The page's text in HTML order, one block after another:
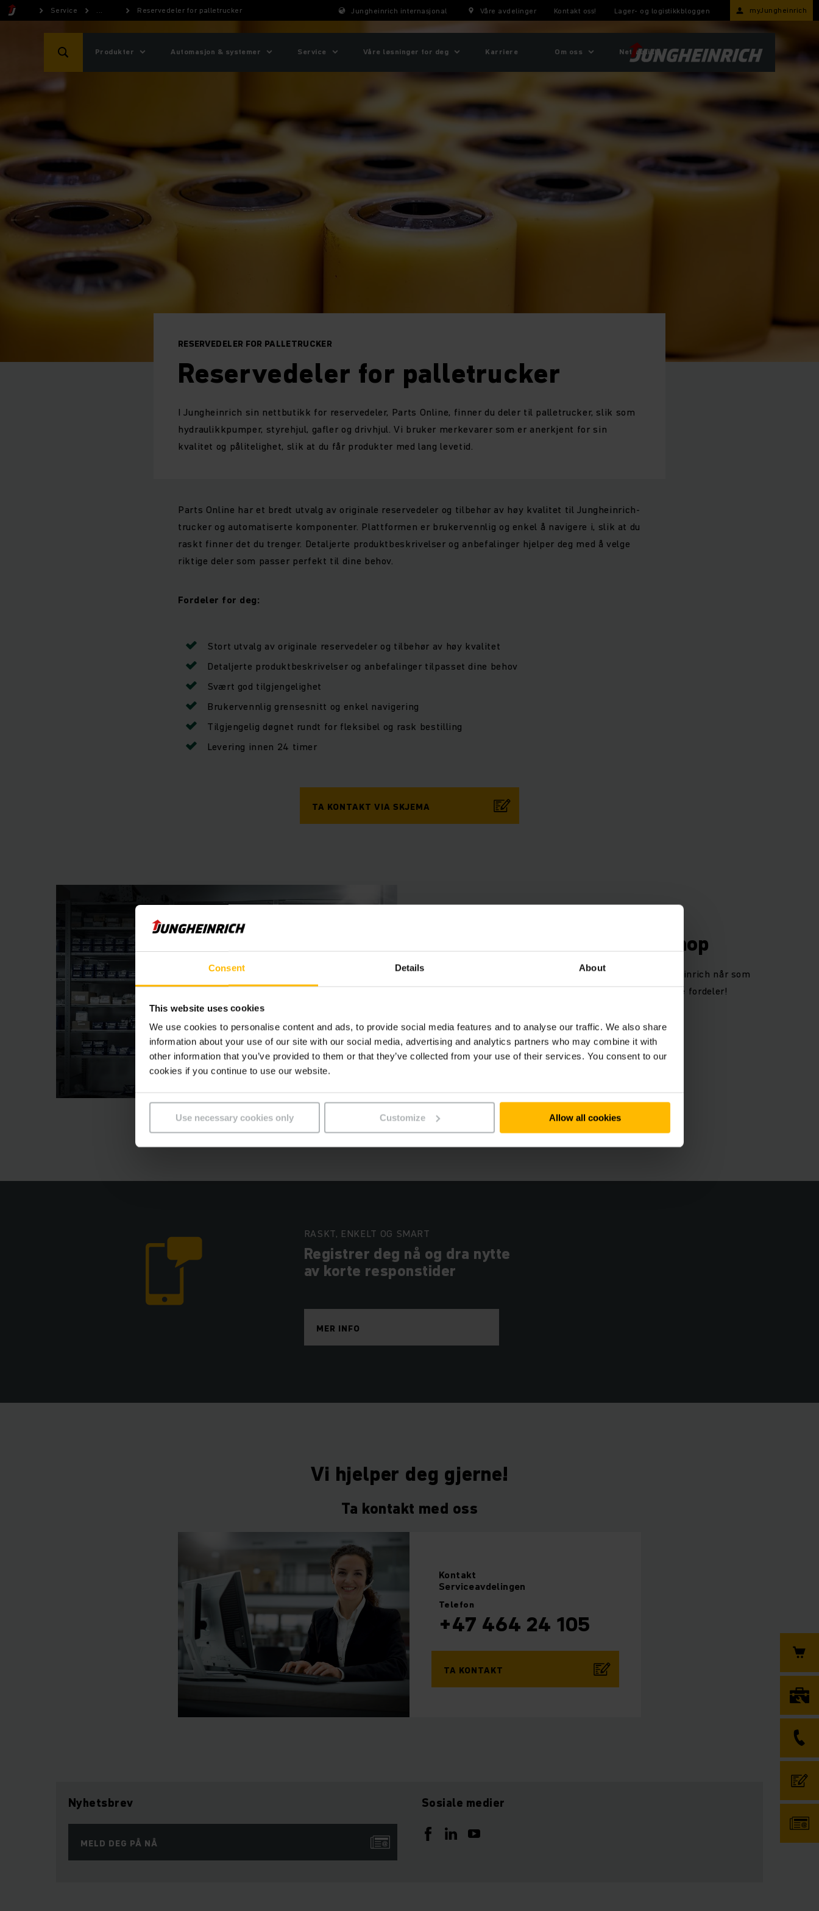
Consent Details About
This website uses cookies
We use cookies to personalise content and ads, to provide social media features and to analyse our traffic. We also share
information about your use of our site with our social media, advertising and analytics partners who may combine it with
other information that you’ve provided to them or that they’ve collected from your use of their services. You consent to our
cookies if you continue to use our website.
Use necessary cookies only Customize Allow all cookies
Service ... Reservedeler for palletrucker Jungheinrich internasjonal Våre avdelinger Kontakt oss! Lager- og logistikkbloggen myJungheinrich
Produkter Automasjon & systemer Service Våre løsninger for deg Karriere Om oss Nettbutikk
RESERVEDELER FOR PALLETRUCKER
Reservedeler for palletrucker
I Jungheinrich sin nettbutikk for reservedeler, Parts Online, finner du deler til palletrucker, slik som
hydraulikkpumper, styrehjul, gafler og drivhjul. Vi bruker merkevarer som er anerkjent for sin
kvalitet og pålitelighet, slik at du får produkter med lang levetid.
Parts Online har et bredt utvalg av originale reservedeler og tilbehør av høy kvalitet til Jungheinrich-
trucker og automatiserte komponenter. Plattformen er brukervennlig og enkel å navigere i, slik at du
raskt finner det du trenger. Detaljerte produktbeskrivelser og anbefalinger hjelper deg med å velge
riktige deler som passer perfekt til dine behov.
Fordeler for deg:
Stort utvalg av originale reservedeler og tilbehør av høy kvalitet
Detaljerte produktbeskrivelser og anbefalinger tilpasset dine behov
Svært god tilgjengelighet
Brukervennlig grensesnitt og enkel navigering
Tilgjengelig døgnet rundt for fleksibel og rask bestilling
Levering innen 24 timer
TA KONTAKT VIA SKJEMA
Jungheinrich Parts Online-shop
Enkelt, raskt og effektivt: Bestill reservedeler fra Jungheinrich når som
helst – registrer deg i nettbutikken vår i dag og få mange fordeler!
LES MER
RASKT, ENKELT OG SMART
Registrer deg nå og dra nytte
av korte responstider
MER INFO
Vi hjelper deg gjerne!
Ta kontakt med oss
Kontakt
Serviceavdelingen
Telefon
+47 464 24 105
TA KONTAKT
Nyhetsbrev
MELD DEG PÅ NÅ
Sosiale medier